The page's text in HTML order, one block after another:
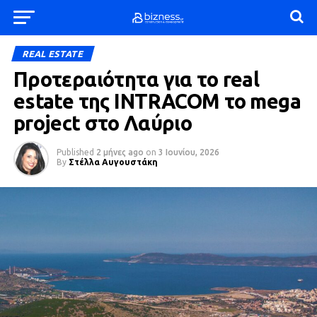
REAL ESTATE
Προτεραιότητα για το real
estate της INTRACOM το mega
project στο Λαύριο
Published 2 μήνες ago on 3 Ιουνίου, 2026
By Στέλλα Αυγουστάκη